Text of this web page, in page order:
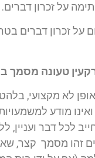
על זכרון
על זכרון דברים
טעונה מסמך
לא מקצועי,
מודע
לכל דבר
זהו מסמך קצר,